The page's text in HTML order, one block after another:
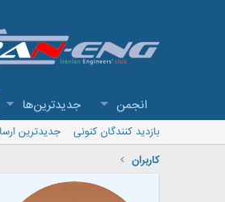
انجمن جدیدترین‌ها
بازدید کنندگان کنونی جدیدترین
کاربران